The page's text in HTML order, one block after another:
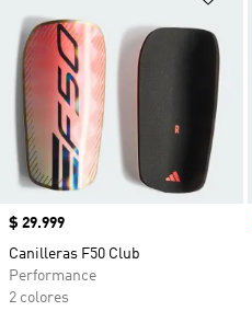
Precio
$ 29.999
Canilleras F50 Club
Performance
2 colores